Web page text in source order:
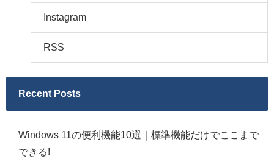
Instagram
RSS
Recent Posts
Windows 11の便利機能10選｜標準機能だけでここまで
できる!